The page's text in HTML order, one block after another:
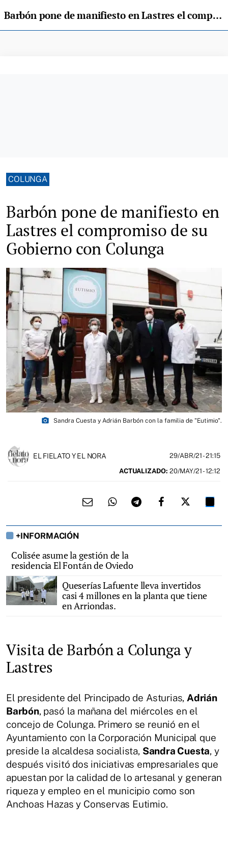
Barbón pone de manifiesto en Lastres el compromiso de su Gobierno con Colunga
COLUNGA
Barbón pone de manifiesto en
Lastres el compromiso de su
Gobierno con Colunga
photo_camera Sandra Cuesta y Adrián Barbón con la familia de "Eutimio".
EL FIELATO Y EL NORA 29/ABR/21- 21:15
ACTUALIZADO: 20/MAY/21 - 12:12
+INFORMACIÓN
Colisée asume la gestión de la
residencia El Fontán de Oviedo
Queserías Lafuente lleva invertidos
casi 4 millones en la planta que tiene
en Arriondas.
Visita de Barbón a Colunga y
Lastres
El presidente del Principado de Asturias, Adrián
Barbón, pasó la mañana del miércoles en el
concejo de Colunga. Primero se reunió en el
Ayuntamiento con la Corporación Municipal que
preside la alcaldesa socialista, Sandra Cuesta, y
después visitó dos iniciativas empresariales que
apuestan por la calidad de lo artesanal y generan
riqueza y empleo en el municipio como son
Anchoas Hazas y Conservas Eutimio.